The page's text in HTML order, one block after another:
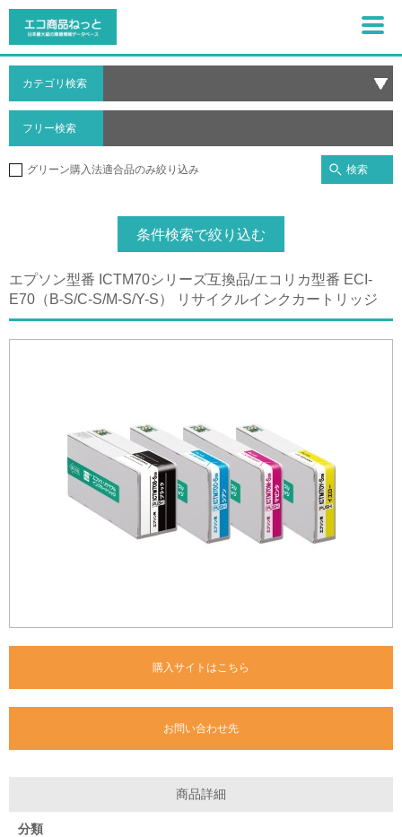
カテゴリ検索
フリー検索
グリーン購入法適合品のみ絞り込み 検索
条件検索で絞り込む
エプソン型番 ICTM70シリーズ互換品/エコリカ型番 ECI-
E70（B-S/C-S/M-S/Y-S） リサイクルインクカートリッジ
購入サイトはこちら
お問い合わせ先
商品詳細
分類